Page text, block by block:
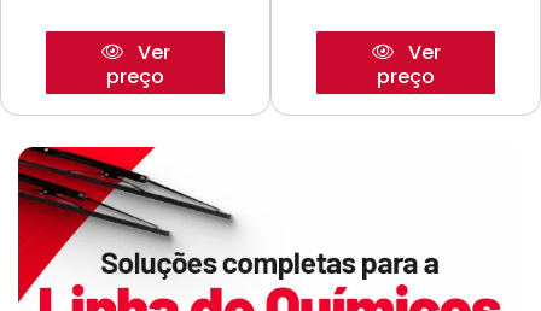
Ver
preço
Ver
preço